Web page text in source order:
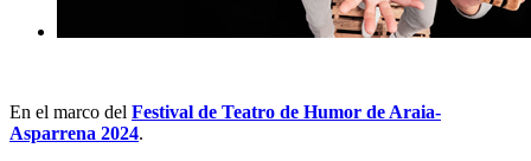
En el marco del Festival de Teatro de Humor de Araia-
Asparrena 2024.